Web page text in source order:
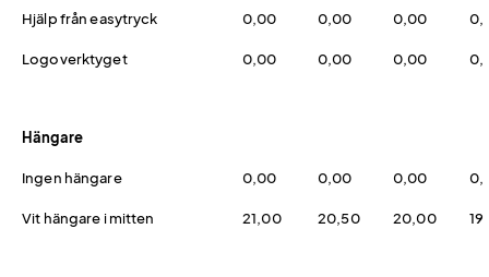
Hjälp från easytryck 0,00 0,00 0,00
Logoverktyget 0,00 0,00 0,00
Hängare
Ingen hängare 0,00 0,00 0,00
Vit hängare i mitten 21,00 20,50 20,00